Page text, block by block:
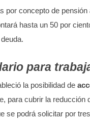
por concepto de
hasta un 50 por
para
la posibilidad de
para cubrir la
se podrá solicitar por